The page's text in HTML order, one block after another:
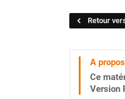
Climatiseur
Retour
A
Ce
Version